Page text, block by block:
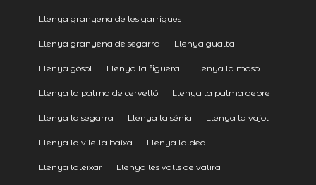
Llenya granyena de les garrigues
Llenya granyena de segarra Llenya gualta
Llenya gósol Llenya la figuera Llenya la masó
Llenya la palma de cervelló Llenya la palma debre
Llenya la segarra Llenya la sénia Llenya la vajol
Llenya la vilella baixa Llenya laldea
Llenya laleixar Llenya les valls de valira